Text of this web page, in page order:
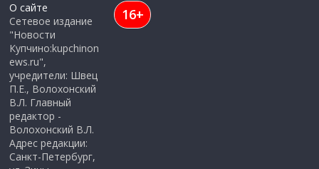
О сайте
Сетевое издание
"Новости
Купчино:kupchinon
ews.ru",
учредители: Швец
П.Е., Волохонский
В.Л. Главный
редактор -
Волохонский В.Л.
Адрес редакции:
Санкт-Петербург,
16+